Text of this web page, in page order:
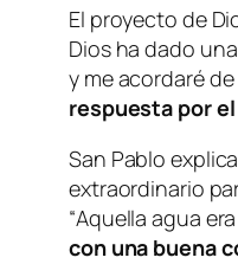
El proyecto de
Dios ha dado
y me acordaré
respuesta por
San Pablo
extraordinario
“Aquella agua
con una buena